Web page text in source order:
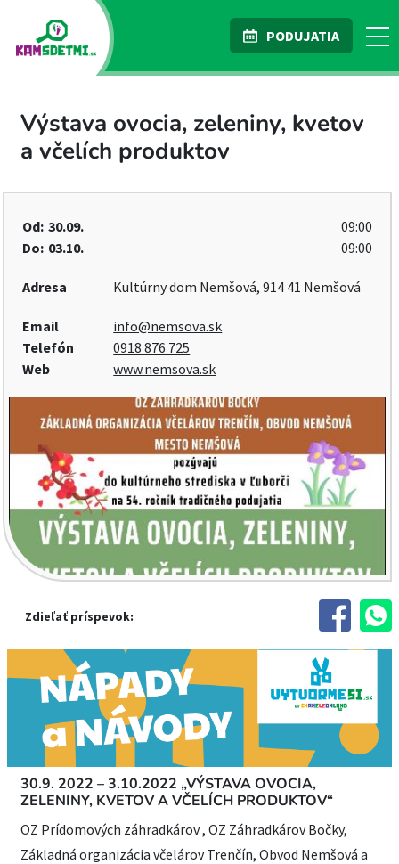
PODUJATIA
Výstava ovocia, zeleniny, kvetov
a včelích produktov
Od: 30.09.
09:00
Do: 03.10. 09:00
Adresa Kultúrny dom Nemšová, 914 41 Nemšová
Email
info@nemsova.sk
Telefón
0918 876 725
Web
www.nemsova.sk
Zdieľať príspevok:
30.9. 2022 – 3.10.2022 „VÝSTAVA OVOCIA,
ZELENINY, KVETOV A VČELÍCH PRODUKTOV“
OZ Prídomových záhradkárov , OZ Záhradkárov Bočky,
Základná organizácia včelárov Trenčín, Obvod Nemšová a